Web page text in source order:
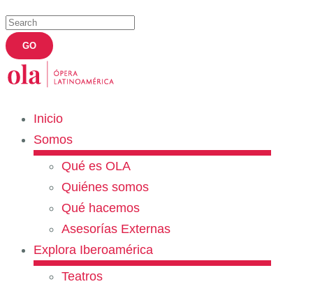
Inicio
Somos
Qué es OLA
Quiénes somos
Qué hacemos
Asesorías Externas
Explora Iberoamérica
Teatros